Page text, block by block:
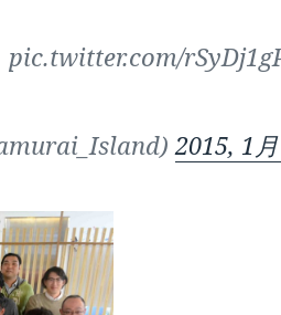
pic.twitter.com/
2015, 1